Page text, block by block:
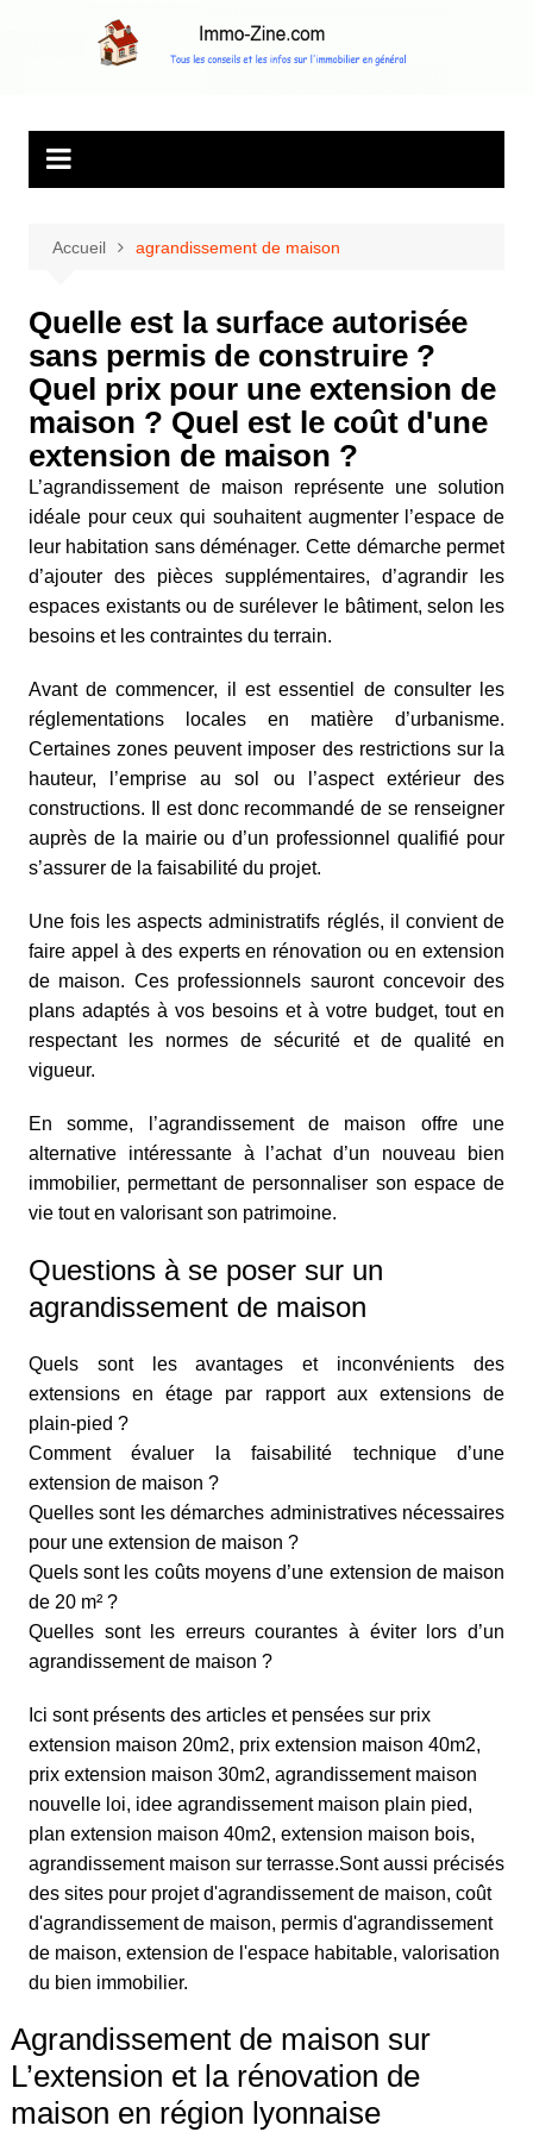
Immo Zine, le
d'information sur
Tous les conseils et les infos sur l'immobilier en général
Accueil agrandissement de maison
Quelle est la surface autorisée
sans permis de construire ?
Quel prix pour une extension de
maison ? Quel est le coût d'une
extension de maison ?
L’agrandissement de maison représente une solution
idéale pour ceux qui souhaitent augmenter l’espace de
leur habitation sans déménager. Cette démarche permet
d’ajouter des pièces supplémentaires, d’agrandir les
espaces existants ou de surélever le bâtiment, selon les
besoins et les contraintes du terrain.
Avant de commencer, il est essentiel de consulter les
réglementations locales en matière d’urbanisme.
Certaines zones peuvent imposer des restrictions sur la
hauteur, l’emprise au sol ou l’aspect extérieur des
constructions. Il est donc recommandé de se renseigner
auprès de la mairie ou d’un professionnel qualifié pour
s’assurer de la faisabilité du projet.
Une fois les aspects administratifs réglés, il convient de
faire appel à des experts en rénovation ou en extension
de maison. Ces professionnels sauront concevoir des
plans adaptés à vos besoins et à votre budget, tout en
respectant les normes de sécurité et de qualité en
vigueur.
En somme, l’agrandissement de maison offre une
alternative intéressante à l’achat d’un nouveau bien
immobilier, permettant de personnaliser son espace de
vie tout en valorisant son patrimoine.
Questions à se poser sur un
agrandissement de maison
Quels sont les avantages et inconvénients des
extensions en étage par rapport aux extensions de
plain-pied ?
Comment évaluer la faisabilité technique d’une
extension de maison ?
Quelles sont les démarches administratives nécessaires
pour une extension de maison ?
Quels sont les coûts moyens d’une extension de maison
de 20 m² ?
Quelles sont les erreurs courantes à éviter lors d’un
agrandissement de maison ?
Ici sont présents des articles et pensées sur prix
extension maison 20m2, prix extension maison 40m2,
prix extension maison 30m2, agrandissement maison
nouvelle loi, idee agrandissement maison plain pied,
plan extension maison 40m2, extension maison bois,
agrandissement maison sur terrasse.Sont aussi précisés
des sites pour projet d'agrandissement de maison, coût
d'agrandissement de maison, permis d'agrandissement
de maison, extension de l'espace habitable, valorisation
du bien immobilier.
Agrandissement de maison sur
L’extension et la rénovation de
maison en région lyonnaise